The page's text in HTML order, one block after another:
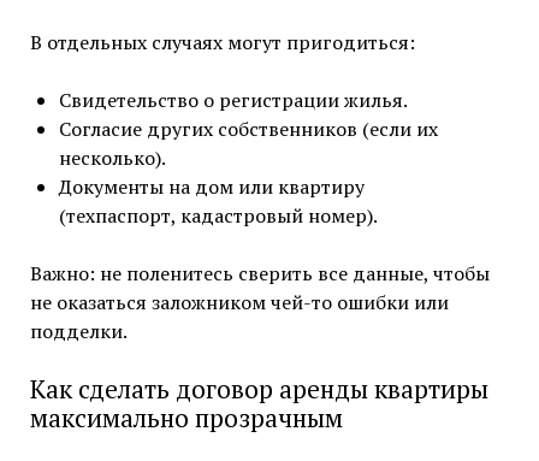
В отдельных случаях могут пригодиться:
Свидетельство о регистрации жилья.
Согласие других собственников (если их
несколько).
Документы на дом или квартиру
(техпаспорт, кадастровый номер).
Важно: не поленитесь сверить все данные, чтобы
не оказаться заложником чей-то ошибки или
подделки.
Как сделать договор аренды квартиры
максимально прозрачным